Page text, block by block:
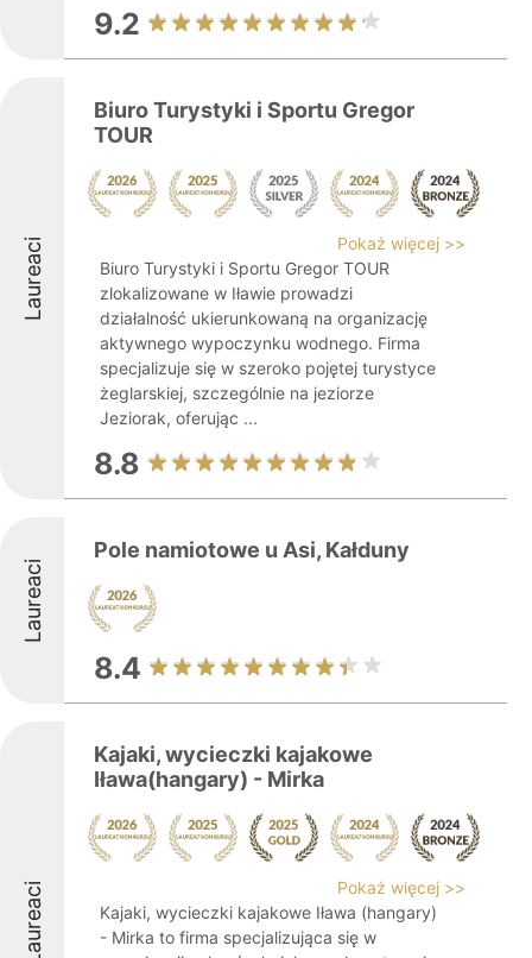
9.2
Laureaci
Biuro Turystyki i Sportu Gregor
TOUR
Pokaż więcej >>
Biuro Turystyki i Sportu Gregor TOUR
zlokalizowane w Iławie prowadzi
działalność ukierunkowaną na organizację
aktywnego wypoczynku wodnego. Firma
specjalizuje się w szeroko pojętej turystyce
żeglarskiej, szczególnie na jeziorze
Jeziorak, oferując ...
8.8
Laureaci
Pole namiotowe u Asi, Kałduny
8.4
Laureaci
Kajaki, wycieczki kajakowe
Iława(hangary) - Mirka
Pokaż więcej >>
Kajaki, wycieczki kajakowe Iława (hangary)
- Mirka to firma specjalizująca się w